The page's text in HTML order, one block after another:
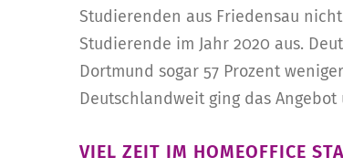
Studierenden aus Friedensau
Studierende im Jahr 2020 aus.
Dortmund sogar 57 Prozent
Deutschlandweit ging das
VIEL ZEIT IM HOMEOFFICE